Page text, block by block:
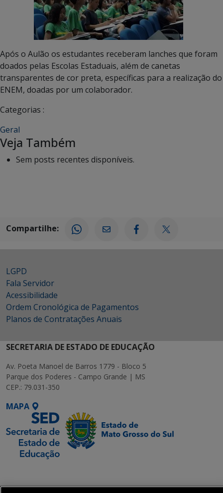
Após o Aulão os estudantes receberam lanches que foram
doados pelas Escolas Estaduais, além de canetas
transparentes de cor preta, específicas para a realização do
ENEM, doadas por um colaborador.
Categorias :
Geral
Veja Também
Sem posts recentes disponíveis.
Compartilhe:
LGPD
Fala Servidor
Acessibilidade
Ordem Cronológica de Pagamentos
Planos de Contratações Anuais
SECRETARIA DE ESTADO DE EDUCAÇÃO
Av. Poeta Manoel de Barros 1779 - Bloco 5
Parque dos Poderes - Campo Grande | MS
CEP.: 79.031-350
MAPA
Executiva de